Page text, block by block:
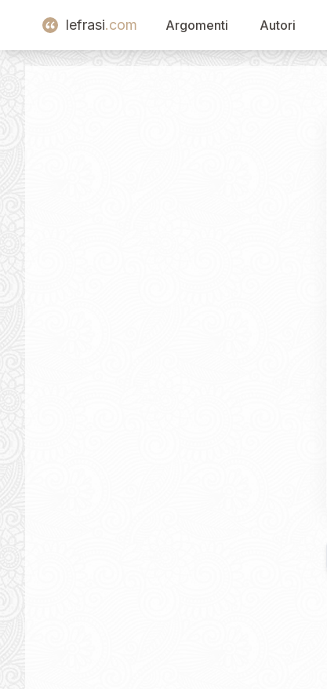
lefrasi.com Argomenti Autori